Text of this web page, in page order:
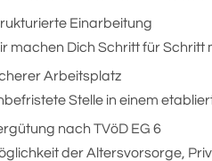
Einarbeitung
machen Dich Schritt für Schritt
Arbeitsplatz
Stelle in einem
nach TVöD EG 6
der Altersvorsorge,